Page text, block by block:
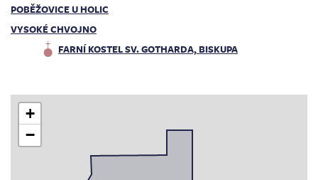
POBĚŽOVICE U HOLIC
VYSOKÉ CHVOJNO
FARNÍ KOSTEL SV. GOTHARDA, BISKUPA
+
−